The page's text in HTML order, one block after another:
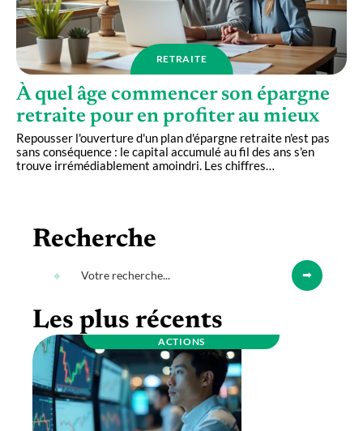
RETRAITE
À quel âge commencer son épargne
retraite pour en profiter au mieux
Repousser l'ouverture d'un plan d'épargne retraite n'est pas
sans conséquence : le capital accumulé au fil des ans s'en
trouve irrémédiablement amoindri. Les chiffres…
Recherche
Les plus récents
ACTIONS